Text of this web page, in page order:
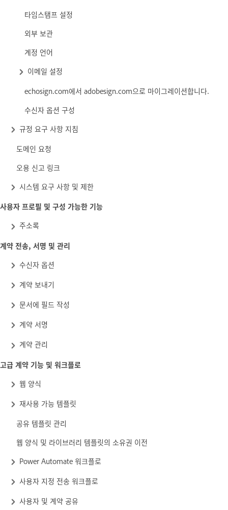
타임스탬프 설정
외부 보관
계정 언어
이메일 설정
echosign.com에서 adobesign.com으로 마이그레이션합니다.
수신자 옵션 구성
규정 요구 사항 지침
도메인 요청
오용 신고 링크
시스템 요구 사항 및 제한
사용자 프로필 및 구성 가능한 기능
주소록
계약 전송, 서명 및 관리
수신자 옵션
계약 보내기
문서에 필드 작성
계약 서명
계약 관리
고급 계약 기능 및 워크플로
웹 양식
재사용 가능 템플릿
공유 템플릿 관리
웹 양식 및 라이브러리 템플릿의 소유권 이전
Power Automate 워크플로
사용자 지정 전송 워크플로
사용자 및 계약 공유